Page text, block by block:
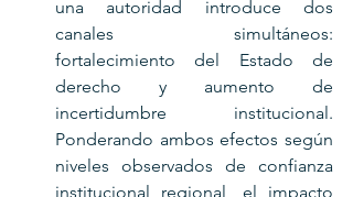
una autoridad introduce dos
canales simultáneos:
fortalecimiento del Estado de
derecho y aumento de
incertidumbre institucional.
Ponderando ambos efectos según
niveles observados de confianza
institucional regional, el impacto